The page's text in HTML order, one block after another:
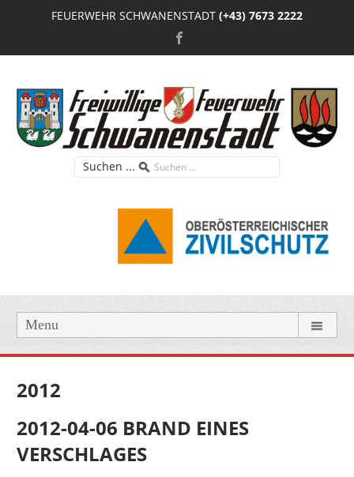
FEUERWEHR SCHWANENSTADT (+43) 7673 2222
Suchen ...
Menu
2012
2012-04-06 BRAND EINES
VERSCHLAGES